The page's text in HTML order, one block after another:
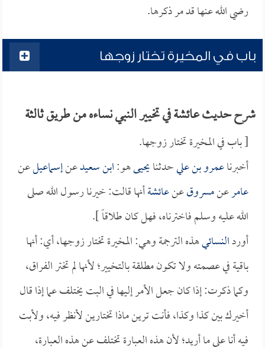
رضي الله عنها قد مر ذكرها.
باب في المخيرة تختار زوجها
شرح حديث عائشة في تخيير النبي نساءه من طريق ثالثة
[ باب في المخيرة تختار زوجها.
أخبرناعمرو بن عليحدثنايحيىهو:ابن سعيدعنإسماعيلعن
عامرعنمسروقعنعائشةأنها قالت: خيرنا رسول الله صلى
الله عليه وسلم فاخترناه، فهل كان طلاقاً ].
أوردالنسائيهذه الترجمة وهي: المخيرة تختار زوجها، أي: أنها
باقية في عصمته ولا تكون مطلقة بالتخيير؛ لأنها لم تختر الفراق،
وكما ذكرت: إذا كان جعل الأمر إليها في البت يختلف عما إذا قال
أخيرك بين كذا وكذا، فأنت ترين ماذا تختارين لأنظر فيه، ولأبت
فيه أنا على ما أريد؛ لأن هذه العبارة تختلف عن هذه العبارة،